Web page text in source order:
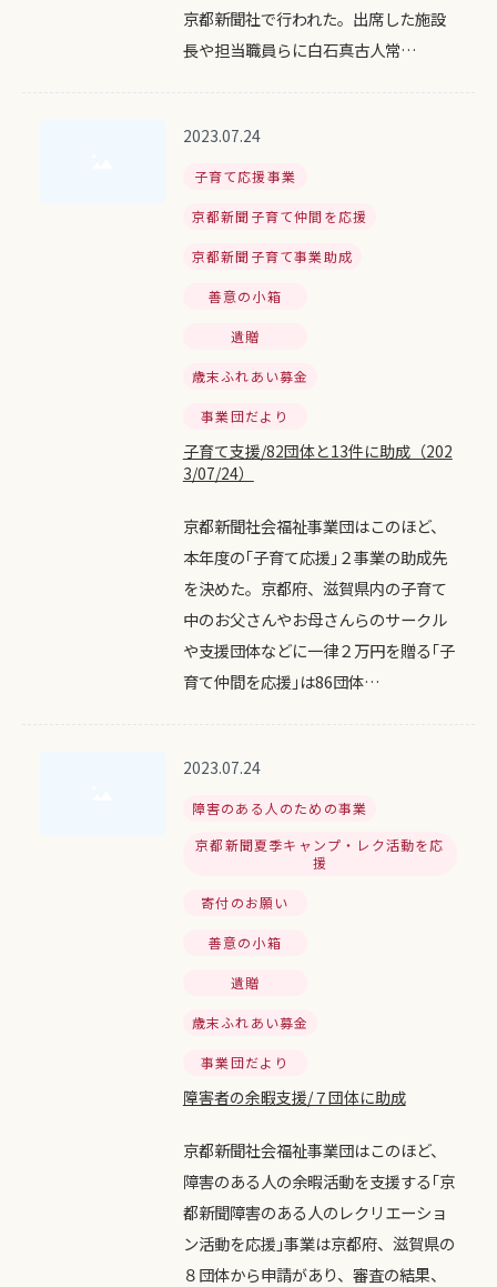
京都新聞社で行われた。出席した施設
長や担当職員らに白石真古人常…
2023.07.24
子育て応援事業
京都新聞子育て仲間を応援
京都新聞子育て事業助成
善意の小箱
遺贈
歳末ふれあい募金
事業団だより
子育て支援/82団体と13件に助成（202
3/07/24）
京都新聞社会福祉事業団はこのほど、
本年度の｢子育て応援｣２事業の助成先
を決めた。京都府、滋賀県内の子育て
中のお父さんやお母さんらのサークル
や支援団体などに一律２万円を贈る｢子
育て仲間を応援｣は86団体…
2023.07.24
障害のある人のための事業
京都新聞夏季キャンプ・レク活動を応
援
寄付のお願い
善意の小箱
遺贈
歳末ふれあい募金
事業団だより
障害者の余暇支援/７団体に助成
京都新聞社会福祉事業団はこのほど、
障害のある人の余暇活動を支援する｢京
都新聞障害のある人のレクリエーショ
ン活動を応援｣事業は京都府、滋賀県の
８団体から申請があり、審査の結果、